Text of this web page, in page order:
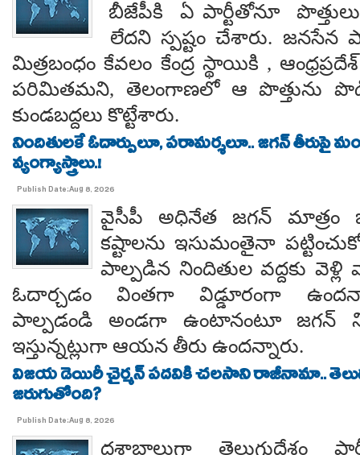
బీజేపీకి ఏ పార్టీతోనూ పొత్తులు
లేదని స్పష్టం చేశారు. జనసేన
మిత్రబంధం కేవలం కేంద్ర స్థాయికి ,
పరిమితమని, తెలంగాణలో ఆ పొత్తును
కుండబద్దలు కొట్టేశారు.
నిందితులకే ఓదార్పులూ, పరామర్శలూ.. జగన్ తీరుపై
వ్యంగ్యాస్త్రాలు.!
Publish Date:Aug 8, 2026
వైసీపీ అధినేత జగన్ మాత్రం
కష్టాలను ఇసుమంతైనా
పాల్పడిన నిందితుల వద్దకు
ఓదార్చడం వింతగా విడ్డూరంగా
పాల్పడండి అండగా ఉంటానంటూ జగన్
ఇస్తున్నట్లుగా ఆయన తీరు ఉందన్నారు.
విజయ డెయిరీ చైర్మన్ పదవికి చలసాని రాజీనామా..
జరుగుతోంది?
Publish Date:Aug 8, 2026
దశాబ్దాలుగా తెలుగుదేశం